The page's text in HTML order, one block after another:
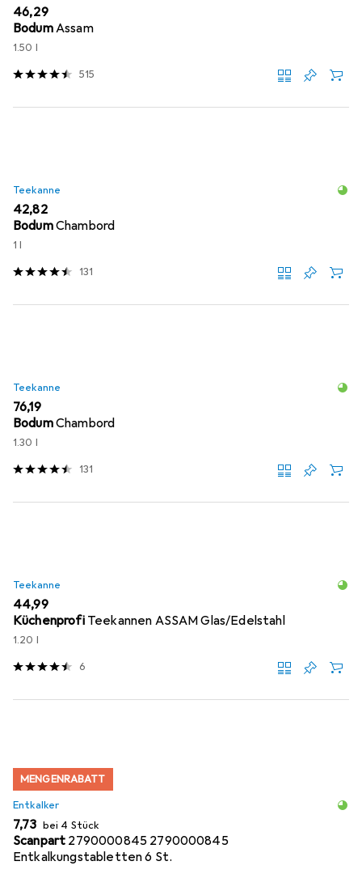
EUR
46,29
BodumAssam
1.50 l
515
Teekanne
EUR
42,82
BodumChambord
1 l
131
Teekanne
EUR
76,19
BodumChambord
1.30 l
131
Teekanne
EUR
44,99
Küchenprofi Teekannen ASSAM Glas/Edelstahl
1.20 l
6
MENGENRABATT
Entkalker
EUR
7,73 bei 4 Stück
Scanpart 2790000845 2790000845
Entkalkungstabletten 6 St.